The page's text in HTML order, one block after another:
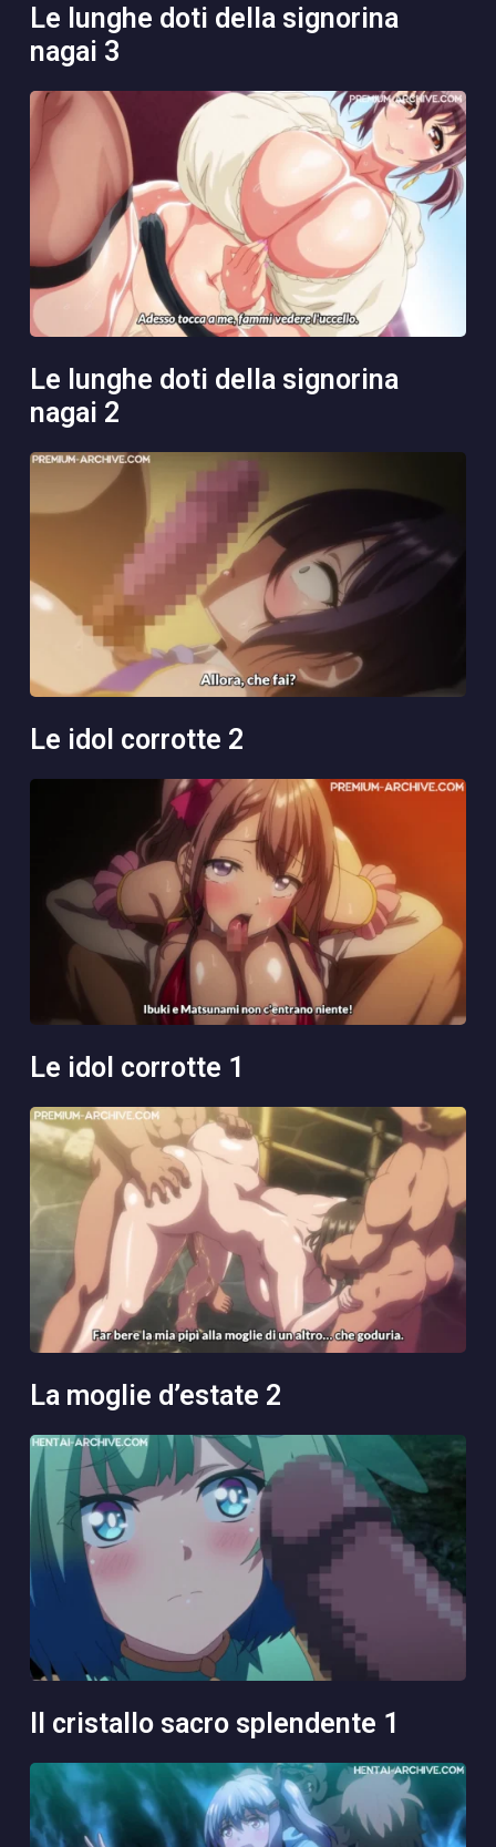
le lunghe doti della signorina
nagai 3
le lunghe doti della signorina
nagai 2
le idol corrotte 2
le idol corrotte 1
la moglie d’estate 2
il cristallo sacro splendente 1